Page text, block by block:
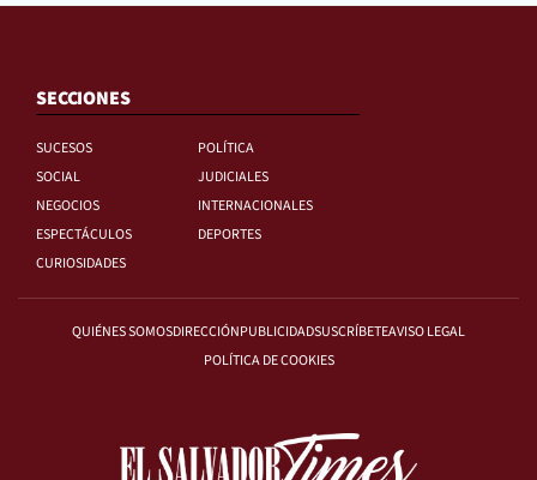
SECCIONES
SUCESOS
POLÍTICA
SOCIAL
JUDICIALES
NEGOCIOS
INTERNACIONALES
ESPECTÁCULOS
DEPORTES
CURIOSIDADES
QUIÉNES SOMOSDIRECCIÓNPUBLICIDADSUSCRÍBETEAVISO LEGAL
POLÍTICA DE COOKIES